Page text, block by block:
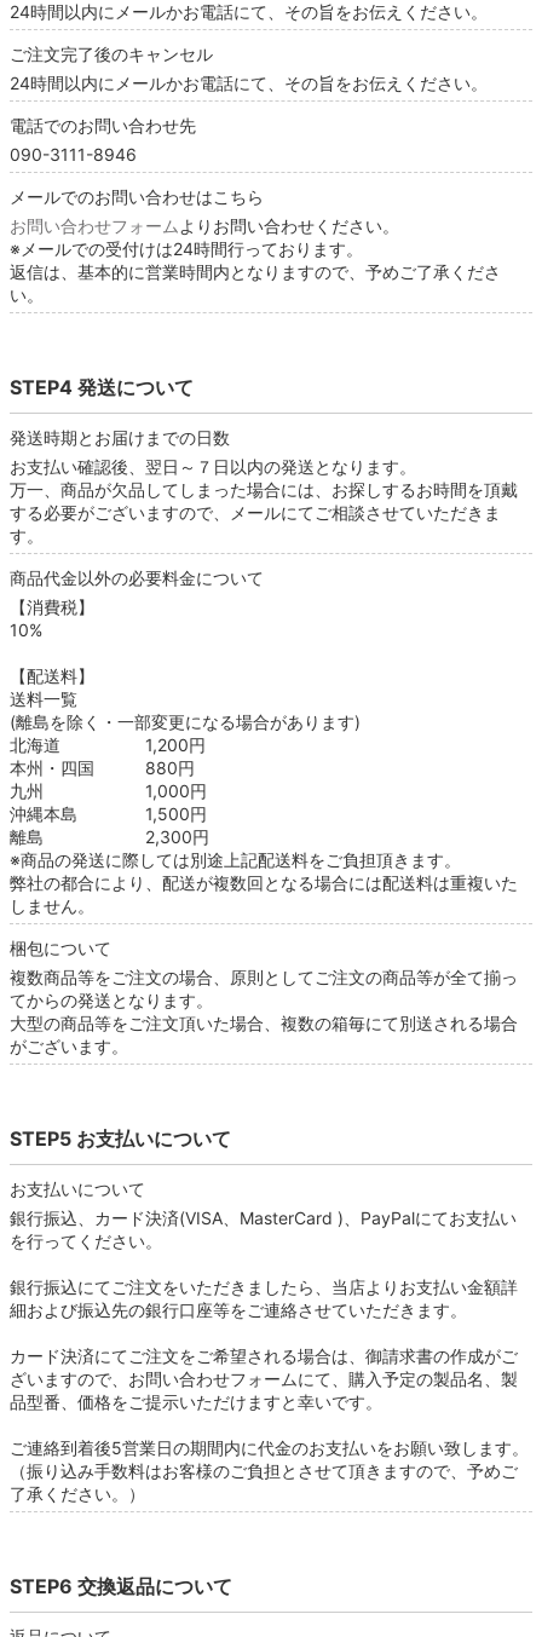
24時間以内にメールかお電話にて、その旨をお伝えください。
ご注文完了後のキャンセル
24時間以内にメールかお電話にて、その旨をお伝えください。
電話でのお問い合わせ先
090-3111-8946
メールでのお問い合わせはこちら
お問い合わせフォーム よりお問い合わせください。
※メールでの受付けは24時間行っております。
返信は、基本的に営業時間内となりますので、予めご了承くださ
い。
STEP4 発送について
発送時期とお届けまでの日数
お支払い確認後、翌日～７日以内の発送となります。
万一、商品が欠品してしまった場合には、お探しするお時間を頂戴
する必要がございますので、メールにてご相談させていただきま
す。
商品代金以外の必要料金について
【消費税】
10%
【配送料】
送料一覧
(離島を除く・一部変更になる場合があります)
北海道 1,200円
本州・四国 880円
九州 1,000円
沖縄本島 1,500円
離島 2,300円
※商品の発送に際しては別途上記配送料をご負担頂きます。
弊社の都合により、配送が複数回となる場合には配送料は重複いた
しません。
梱包について
複数商品等をご注文の場合、原則としてご注文の商品等が全て揃っ
てからの発送となります。
大型の商品等をご注文頂いた場合、複数の箱毎にて別送される場合
がございます。
STEP5 お支払いについて
お支払いについて
銀行振込、カード決済(VISA、MasterCard )、PayPalにてお支払い
を行ってください。
銀行振込にてご注文をいただきましたら、当店よりお支払い金額詳
細および振込先の銀行口座等をご連絡させていただきます。
カード決済にてご注文をご希望される場合は、御請求書の作成がご
ざいますので、お問い合わせフォームにて、購入予定の製品名、製
品型番、価格をご提示いただけますと幸いです。
ご連絡到着後5営業日の期間内に代金のお支払いをお願い致します。
（振り込み手数料はお客様のご負担とさせて頂きますので、予めご
了承ください。）
STEP6 交換返品について